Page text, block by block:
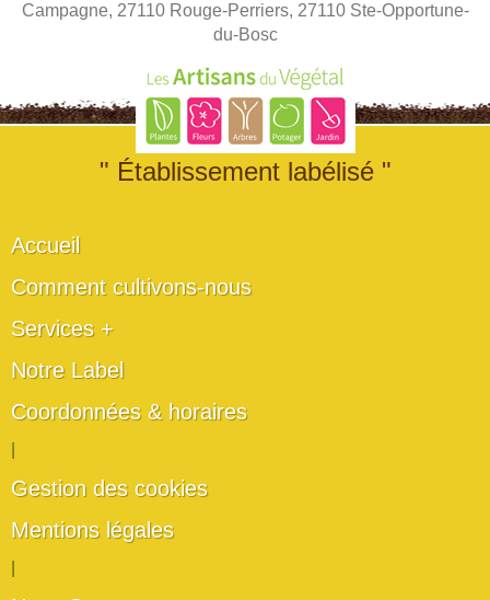
Campagne, 27110 Rouge-Perriers, 27110 Ste-Opportune-
du-Bosc
" Établissement labélisé "
Accueil
Comment cultivons-nous
Services +
Notre Label
Coordonnées & horaires
Gestion des cookies
Mentions légales